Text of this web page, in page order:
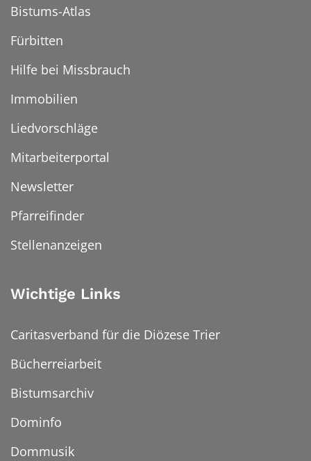
Bistums-Atlas
Fürbitten
Hilfe bei Missbrauch
Immobilien
Liedvorschläge
Mitarbeiterportal
Newsletter
Pfarreifinder
Stellenanzeigen
Wichtige Links
Caritasverband für die Diözese Trier
Bücherreiarbeit
Bistumsarchiv
Dominfo
Dommusik